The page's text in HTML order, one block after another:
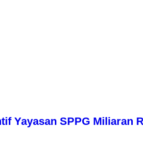
Yayasan SPPG Miliaran